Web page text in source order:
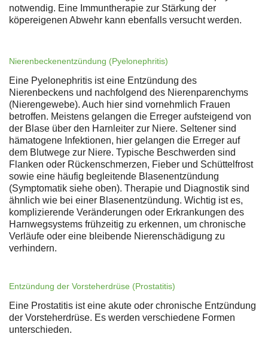
notwendig. Eine Immuntherapie zur Stärkung der
köpereigenen Abwehr kann ebenfalls versucht werden.
Nierenbeckenentzündung (Pyelonephritis)
Eine Pyelonephritis ist eine Entzündung des
Nierenbeckens und nachfolgend des Nierenparenchyms
(Nierengewebe). Auch hier sind vornehmlich Frauen
betroffen. Meistens gelangen die Erreger aufsteigend von
der Blase über den Harnleiter zur Niere. Seltener sind
hämatogene Infektionen, hier gelangen die Erreger auf
dem Blutwege zur Niere. Typische Beschwerden sind
Flanken oder Rückenschmerzen, Fieber und Schüttelfrost
sowie eine häufig begleitende Blasenentzündung
(Symptomatik siehe oben). Therapie und Diagnostik sind
ähnlich wie bei einer Blasenentzündung. Wichtig ist es,
komplizierende Veränderungen oder Erkrankungen des
Harnwegsystems frühzeitig zu erkennen, um chronische
Verläufe oder eine bleibende Nierenschädigung zu
verhindern.
Entzündung der Vorsteherdrüse (Prostatitis)
Eine Prostatitis ist eine akute oder chronische Entzündung
der Vorsteherdrüse. Es werden verschiedene Formen
unterschieden.